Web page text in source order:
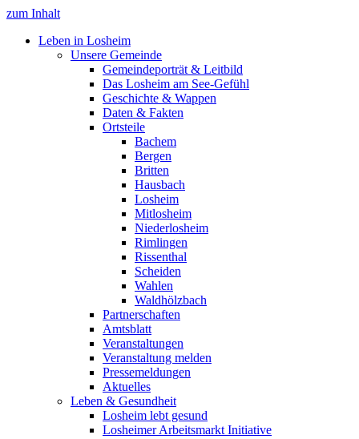
zum Inhalt
Leben in Losheim
Unsere Gemeinde
Gemeindeporträt & Leitbild
Das Losheim am See-Gefühl
Geschichte & Wappen
Daten & Fakten
Ortsteile
Bachem
Bergen
Britten
Hausbach
Losheim
Mitlosheim
Niederlosheim
Rimlingen
Rissenthal
Scheiden
Wahlen
Waldhölzbach
Partnerschaften
Amtsblatt
Veranstaltungen
Veranstaltung melden
Pressemeldungen
Aktuelles
Leben & Gesundheit
Losheim lebt gesund
Losheimer Arbeitsmarkt Initiative